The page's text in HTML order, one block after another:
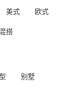
美式 欧式
混搭
别墅